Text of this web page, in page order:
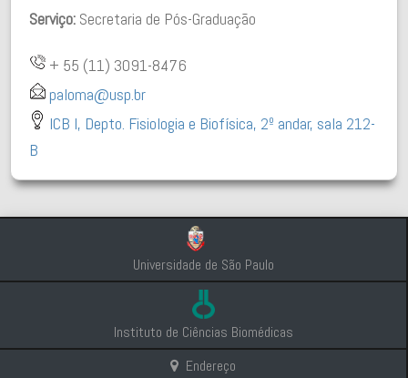
Serviço: Secretaria de Pós-Graduação
+ 55 (11) 3091-8476
paloma@usp.br
ICB I, Depto. Fisiologia e Biofísica, 2º andar, sala 212-
B
Universidade de São Paulo
Instituto de Ciências Biomédicas
Endereço